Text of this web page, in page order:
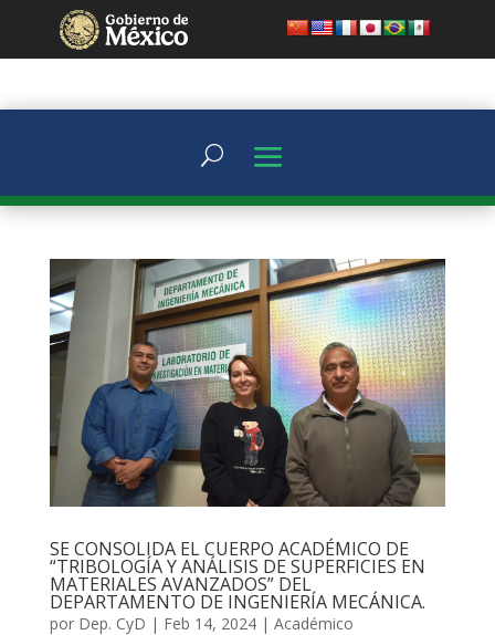
SE CONSOLIDA EL CUERPO ACADÉMICO DE
“TRIBOLOGÍA Y ANÁLISIS DE SUPERFICIES EN
MATERIALES AVANZADOS” DEL
DEPARTAMENTO DE INGENIERÍA MECÁNICA.
por Dep. CyD | Feb 14, 2024| Académico